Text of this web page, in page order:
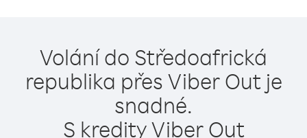
Volání do Středoafrická
republika přes Viber Out je
snadné.
S kredity Viber Out